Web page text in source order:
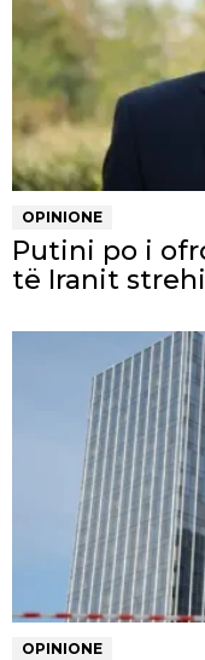
OPINIONE
Putini po i
të Iranit
OPINIONE